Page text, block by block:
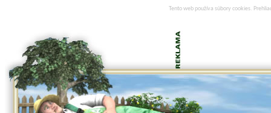
Tento web používa súbory cookies.